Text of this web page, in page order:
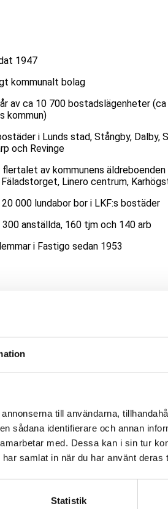
till användarna,
sådana identifierare och annan
med. Dessa kan i sin tur
samlat in när du har använt deras
Statistik
1947
kommunalt bolag
av ca 10 700 bostadslägenheter
kommun)
i Lunds stad, Stångby, Dalby,
och Revinge
flertalet av kommunens
Fäladstorget, Linero centrum,
20 000 lundabor bor i LKF:s bostäder
300 anställda, 160 tjm och 140 arb
i Fastigo sedan 1953